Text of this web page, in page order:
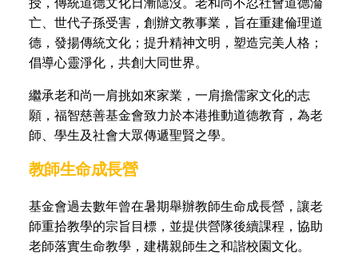
亡、世代子孫受害，創辦文教事業，旨在重建倫理道
德，發揚傳統文化；提升精神文明，塑造完美人格；
倡導心靈淨化，共創大同世界。
繼承老和尚一肩挑如來家業，一肩擔儒家文化的志
願，福智慈善基金會致力於本港推動道德教育，為老
師、學生及社會大眾傳遞聖賢之學。
教師生命成長營
基金會過去數年曾在暑期舉辦教師生命成長營，讓老
師重拾教學的宗旨目標，並提供營隊後續課程，協助
老師落實生命教學，建構親師生之和諧校園文化。